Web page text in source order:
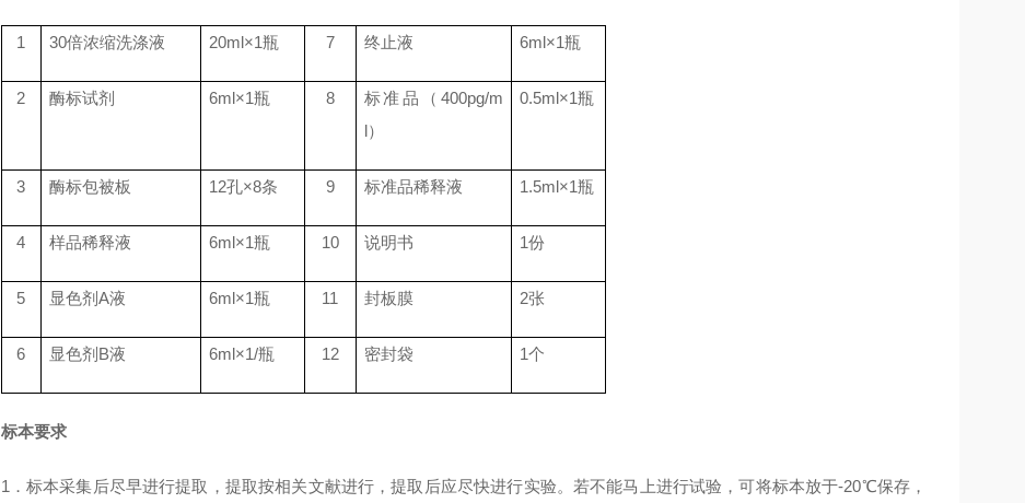
1 30倍浓缩洗涤液 20ml×1瓶 7 终止液 6ml×1瓶
2 酶标试剂 6ml×1瓶 8 标准品（ 400pg/m
l）
0.5ml×1瓶
3 酶标包被板 12孔×8条 9 标准品稀释液 1.5ml×1瓶
4 样品稀释液 6ml×1瓶 10 说明书 1份
5 显色剂A液 6ml×1瓶 11 封板膜 2张
6 显色剂 B液 6ml×1/瓶 12 密封袋 1个
标本要求
1．标本采集后尽早进行提取，提取按相关文献进行，提取后应尽快进行实验。若不能马上进行试验，可将标本放于-20℃保存，